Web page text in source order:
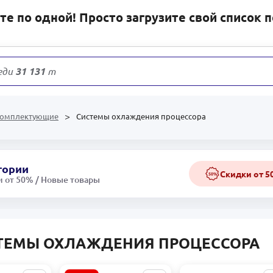
по одной! Просто загрузите свой список
31 131 товаров
Системы охлаждения процессора
от 50% / Новые товары
50% Скидки от
ОХЛАЖДЕНИЯ ПРОЦЕССОРА